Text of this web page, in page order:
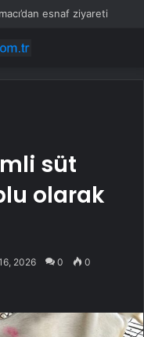
esnaf ziyareti
süt
olarak
2026 0 0